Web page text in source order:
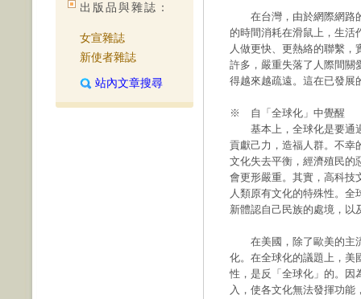
出版品與雜誌：
女宣雜誌
新使者雜誌
站內文章搜尋
在台灣，由於網際網路的
的時間消耗在滑鼠上，生活
人做更快、更熱絡的聯繫
許多，嚴重失落了人際間關
得越來越疏遠。這在已發展
※ 自「全球化」中覺醒
基本上，全球化是要通過
貢獻己力，造福人群。不幸
文化失去平衡，經濟殖民的
會更形嚴重。其實，高科技
人類原有文化的特殊性。
新體認自己民族的處境，以
在美國，除了歐美的主流
化。在全球化的議題上，美
性，是反「全球化」的。因
入，使各文化無法發揮功